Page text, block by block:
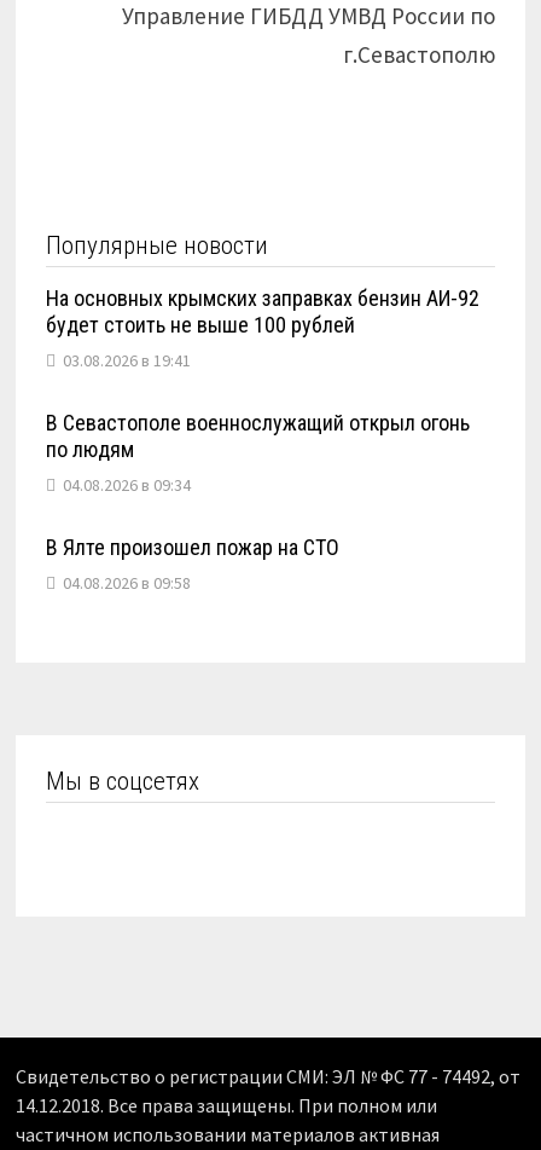
Управление ГИБДД УМВД России по
г.Севастополю
Популярные новости
На основных крымских заправках бензин АИ-92
будет стоить не выше 100 рублей
03.08.2026 в 19:41
В Севастополе военнослужащий открыл огонь
по людям
04.08.2026 в 09:34
В Ялте произошел пожар на СТО
04.08.2026 в 09:58
Мы в соцсетях
Свидетельство о регистрации СМИ: ЭЛ № ФС 77 - 74492, от
14.12.2018. Все права защищены. При полном или
частичном использовании материалов активная